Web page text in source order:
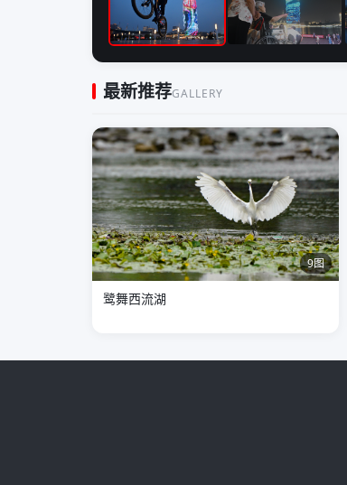
最新推荐GALLERY
9图
鹭舞西流湖